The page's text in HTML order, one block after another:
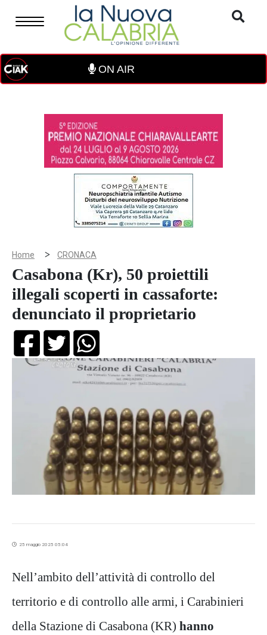
ON AIR
Home > CRONACA
Casabona (Kr), 50 proiettili
illegali scoperti in cassaforte:
denunciato il proprietario
25 maggio 2025 05:04
Nell’ambito dell’attività di controllo del
territorio e di controllo alle armi, i Carabinieri
della Stazione di Casabona (KR) hanno